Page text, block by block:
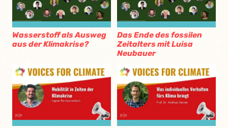
Wasserstoff als Ausweg
aus der Klimakrise?
Das Ende des fossilen
Zeitalters mit Luisa
Neubauer